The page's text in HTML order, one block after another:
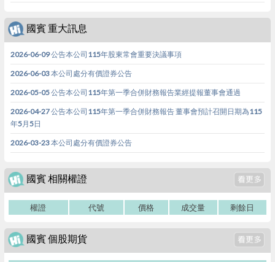
國賓 重大訊息
2026-06-09 公告本公司115年股東常會重要決議事項
2026-06-03 本公司處分有價證券公告
2026-05-05 公告本公司115年第一季合併財務報告業經提報董事會通過
2026-04-27 公告本公司115年第一季合併財務報告 董事會預計召開日期為115
年5月5日
2026-03-23 本公司處分有價證券公告
國賓 相關權證
權證 代號 價格 成交量 剩餘日
國賓 個股期貨